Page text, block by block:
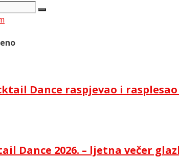
Dance raspjevao i
Dance 2026. – ljetna večer